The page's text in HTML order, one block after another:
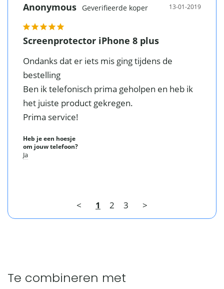
13-01-2019
Anonymous
Screenprotector iPhone 8 plus
Ondanks dat er iets mis ging tijdens de
bestelling
Ben ik telefonisch prima geholpen en heb ik
het juiste product gekregen.
Heb je een hoesje
om jouw telefoon?
Ja
< 1 2 3 >
Te combineren met